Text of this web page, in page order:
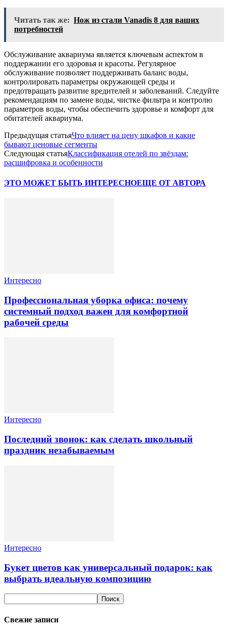
Читать так же: Нож из стали Vanadis 8 для ваших
потребностей
Обслуживание аквариума является ключевым аспектом в
поддержании его здоровья и красоты. Регулярное
обслуживание позволяет поддерживать баланс воды,
контролировать параметры окружающей среды и
предотвращать развитие вредителей и заболеваний. Следуйте
рекомендациям по замене воды, чистке фильтра и контролю
параметров воды, чтобы обеспечить здоровье и комфорт для
обитателей аквариума.
Предыдущая статьяЧто влияет на цену шкафов и какие
бывают ценовые сегменты
Следующая статьяКлассификация отелей по звёздам:
расшифровка и особенности
ЭТО МОЖЕТ БЫТЬ ИНТЕРЕСНОЕЩЕ ОТ АВТОРА
Интересно
Профессиональная уборка офиса: почему
системный подход важен для комфортной
рабочей среды
Интересно
Последний звонок: как сделать школьный
праздник незабываемым
Интересно
Букет цветов как универсальный подарок: как
выбрать идеальную композицию
Свежие записи